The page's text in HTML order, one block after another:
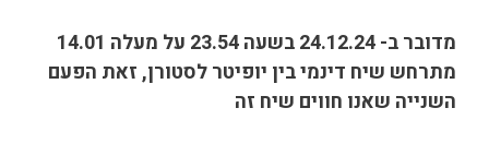
מדובר ב- 24.12.24 בשעה 23.54 על מעלה 14.01
מתרחש שיח דינמי בין יופיטר לסטורן, זאת הפעם
השנייה שאנו חווים שיח זה